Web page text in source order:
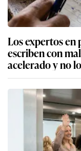
Los expertos en
escriben con
acelerado y no